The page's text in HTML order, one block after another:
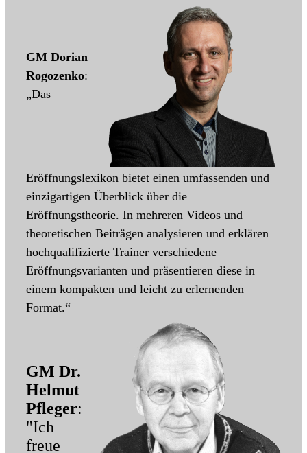
GM Dorian
Rogozenko:
„Das
Eröffnungslexikon bietet einen umfassenden und
einzigartigen Überblick über die
Eröffnungstheorie. In mehreren Videos und
theoretischen Beiträgen analysieren und erklären
hochqualifizierte Trainer verschiedene
Eröffnungsvarianten und präsentieren diese in
einem kompakten und leicht zu erlernenden
Format.“
GM Dr.
Helmut
Pfleger:
"Ich
freue